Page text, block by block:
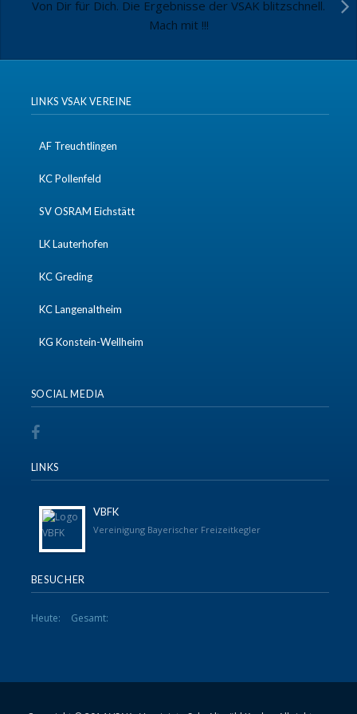
Von Dir für Dich. Die Ergebnisse der VSAK blitzschnell.
Mach mit !!!
LINKS VSAK VEREINE
AF Treuchtlingen
KC Pollenfeld
SV OSRAM Eichstätt
LK Lauterhofen
KC Greding
KC Langenaltheim
KG Konstein-Wellheim
SOCIAL MEDIA
LINKS
VBFK
Vereinigung Bayerischer Freizeitkegler
BESUCHER
Heute: Gesamt: